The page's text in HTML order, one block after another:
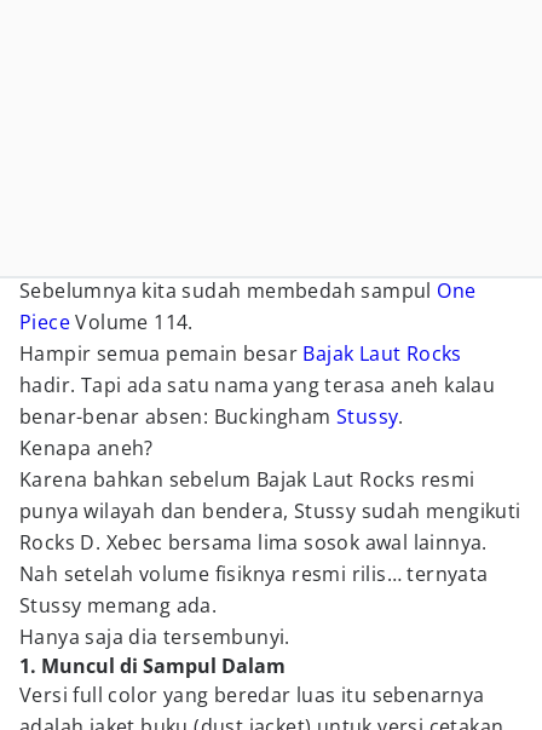
Sebelumnya kita sudah membedah sampul One
PieceVolume 114.
Hampir semua pemain besar Bajak Laut Rocks
hadir. Tapi ada satu nama yang terasa aneh kalau
benar-benar absen: Buckingham Stussy.
Kenapa aneh?
Karena bahkan sebelum Bajak Laut Rocks resmi
punya wilayah dan bendera, Stussy sudah mengikuti
Rocks D. Xebec bersama lima sosok awal lainnya.
Nah setelah volume fisiknya resmi rilis… ternyata
Stussy memang ada.
Hanya saja dia tersembunyi.
1. Muncul di Sampul Dalam
Versi full color yang beredar luas itu sebenarnya